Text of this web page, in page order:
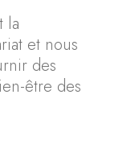
la
et nous
des
être des